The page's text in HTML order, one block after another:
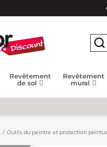
Revêtement
de sol
Revêtement
mural
Outils du peintre et protection